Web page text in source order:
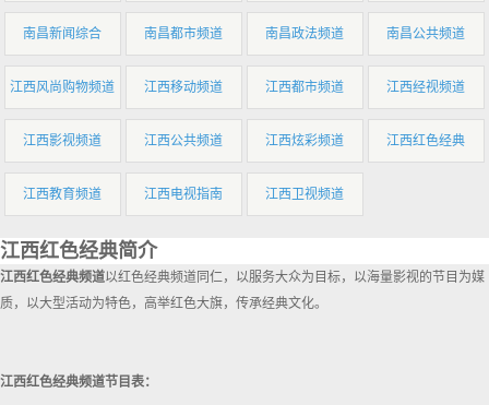
南昌新闻综合 南昌都市频道 南昌政法频道 南昌公共频道
江西风尚购物频道 江西移动频道 江西都市频道 江西经视频道
江西影视频道 江西公共频道 江西炫彩频道 江西红色经典
江西教育频道 江西电视指南 江西卫视频道
江西红色经典简介
江西红色经典频道以红色经典频道同仁，以服务大众为目标，以海量影视的节目为媒
质，以大型活动为特色，高举红色大旗，传承经典文化。
江西红色经典频道节目表：